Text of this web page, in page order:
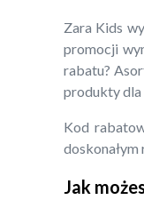
Zara Kids
promocji
rabatu?
produkty dla
Kod
doskonałym
Jak